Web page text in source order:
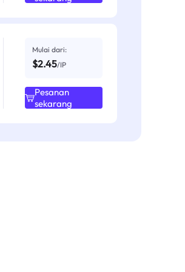
Mulai dari:
$2.45/IP
Pesanan
sekarang